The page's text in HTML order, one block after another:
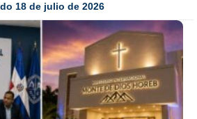
18 de julio de 2026